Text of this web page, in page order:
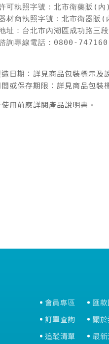
可執照字號：北市衛藥販(
材商執照字號：北市衛器販
址：台北市內湖區成功路三
詢專線電話：0800-747160
日期：詳見商品包裝標示及
或保存期限：詳見商品包裝
用前應詳閱產品說明書。
會員專區
訂單查詢
追蹤清單
匯
關
最